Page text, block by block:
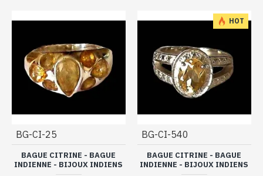
BG-CI-25
BAGUE CITRINE - BAGUE
INDIENNE - BIJOUX INDIENS
HOT
BG-CI-540
BAGUE CITRINE - BAGUE
INDIENNE - BIJOUX INDIENS